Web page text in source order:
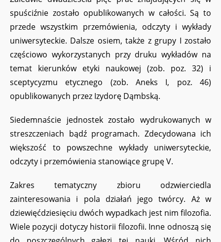
spuściźnie zostało opublikowanych w całości. Są to
przede wszystkim przemówienia, odczyty i wykłady
uniwersyteckie. Dalsze osiem, także z grupy I zostało
częściowo wykorzystanych przy druku wykładów na
temat kierunków etyki naukowej (zob. poz. 32) i
sceptycyzmu etycznego (zob. Aneks I, poz. 46)
opublikowanych przez Izydorę Dąmbską.
Siedemnaście jednostek zostało wydrukowanych w
streszczeniach bądź programach. Zdecydowana ich
większość to powszechne wykłady uniwersyteckie,
odczyty i przemówienia stanowiące grupę V.
Zakres tematyczny zbioru odzwierciedla
zainteresowania i pola działań jego twórcy. Aż w
dziewięćdziesięciu dwóch wypadkach jest nim filozofia.
Wiele pozycji dotyczy historii filozofii. Inne odnoszą się